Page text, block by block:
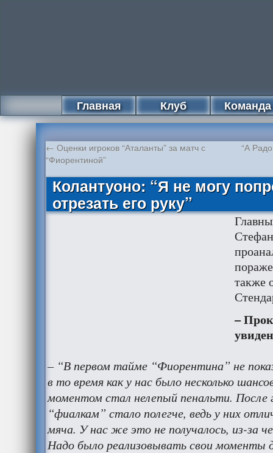
Главная Клуб Команда
← Оценки игроков “Аталанты” за матч с
“Фиорентиной”
“А
Колантуоно: “Я не могу
отрезать его руку”
также
–
– “В первом тайме “Фиорентина” не
в то время как у нас было несколько
моментом стал нелепый пенальти. После
“фиалкам” стало полегче, ведь у них
мяча. У нас же это не получалось, из-за
Надо было реализовывать свои моменты